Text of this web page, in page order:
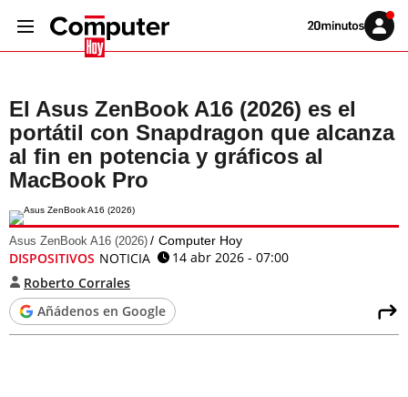
Volver
Iniciar
sesión
El Asus ZenBook A16 (2026) es el
portátil con Snapdragon que alcanza
al fin en potencia y gráficos al
MacBook Pro
Asus ZenBook A16 (2026) Computer Hoy
DISPOSITIVOS NOTICIA
14 abr 2026 - 07:00
Roberto Corrales
Añádenos en Google